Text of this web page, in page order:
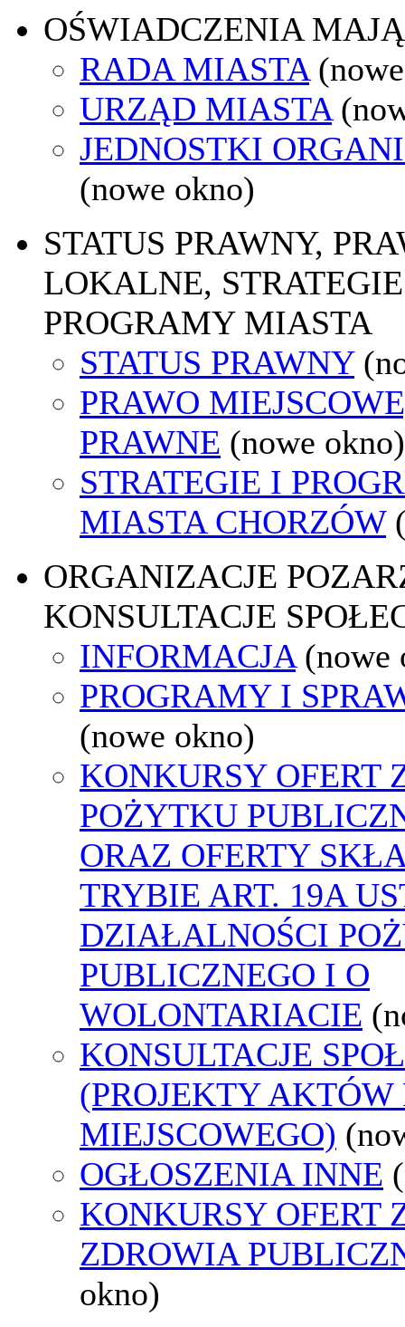
OŚWIADCZENIA
RADA MIASTA
URZĄD MIASTA
JEDNOSTKI
(nowe okno)
STATUS PRAWNY,
LOKALNE,
PROGRAMY MIASTA
STATUS PRAWNY
PRAWO
PRAWNE (nowe okno)
STRATEGIE I
MIASTA CHORZÓW
ORGANIZACJE
KONSULTACJE
INFORMACJA (nowe
PROGRAMY I
(nowe okno)
KONKURSY OFERT
POŻYTKU
ORAZ OFERTY
TRYBIE ART. 19A
DZIAŁALNOŚCI
PUBLICZNEGO I O
WOLONTARIACIE
KONSULTACJE
(PROJEKTY AKTÓW
MIEJSCOWEGO)
OGŁOSZENIA INNE
KONKURSY OFERT
ZDROWIA
okno)